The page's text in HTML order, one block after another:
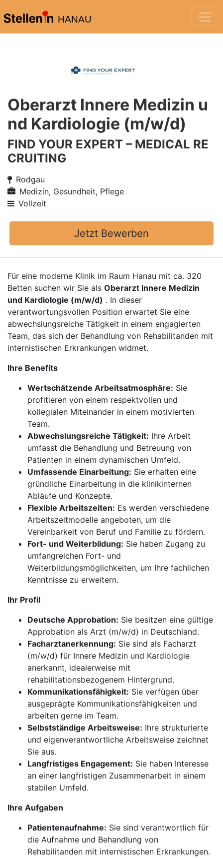
HANAU
Oberarzt Innere Medizin u
nd Kardiologie (m/w/d)
FIND YOUR EXPERT – MEDICAL RE
CRUITING
Rodgau
Medizin, Gesundheit, Pflege
Vollzeit
Jetzt Bewerben
Für eine moderne Klinik im Raum Hanau mit ca. 320
Betten suchen wir Sie als Oberarzt Innere Medizin
und Kardiologie (m/w/d) . In dieser
verantwortungsvollen Position erwartet Sie eine
abwechslungsreiche Tätigkeit in einem engagierten
Team, das sich der Behandlung von Rehabilitanden mit
internistischen Erkrankungen widmet.
Ihre Benefits
Wertschätzende Arbeitsatmosphäre: Sie
profitieren von einem respektvollen und
kollegialen Miteinander in einem motivierten
Team.
Abwechslungsreiche Tätigkeit: Ihre Arbeit
umfasst die Behandlung und Betreuung von
Patienten in einem dynamischen Umfeld.
Umfassende Einarbeitung: Sie erhalten eine
gründliche Einarbeitung in die klinikinternen
Abläufe und Konzepte.
Flexible Arbeitszeiten: Es werden verschiedene
Arbeitszeitmodelle angeboten, um die
Vereinbarkeit von Beruf und Familie zu fördern.
Fort- und Weiterbildung: Sie haben Zugang zu
umfangreichen Fort- und
Weiterbildungsmöglichkeiten, um Ihre fachlichen
Kenntnisse zu erweitern.
Ihr Profil
Deutsche Approbation: Sie besitzen eine gültige
Approbation als Arzt (m/w/d) in Deutschland.
Facharztanerkennung: Sie sind als Facharzt
(m/w/d) für Innere Medizin und Kardiologie
anerkannt, idealerweise mit
rehabilitationsbezogenem Hintergrund.
Kommunikationsfähigkeit: Sie verfügen über
ausgeprägte Kommunikationsfähigkeiten und
arbeiten gerne im Team.
Selbstständige Arbeitsweise: Ihre strukturierte
und eigenverantwortliche Arbeitsweise zeichnet
Sie aus.
Langfristiges Engagement: Sie haben Interesse
an einer langfristigen Zusammenarbeit in einem
stabilen Umfeld.
Ihre Aufgaben
Patientenaufnahme: Sie sind verantwortlich für
die Aufnahme und Behandlung von
Rehabilitanden mit internistischen Erkrankungen.